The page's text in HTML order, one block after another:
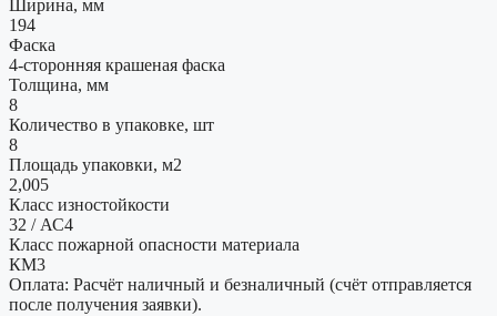
Ширина, мм
194
Фаска
4-сторонняя крашеная фаска
Толщина, мм
8
Количество в упаковке, шт
8
Площадь упаковки, м2
2,005
Класс изностойкости
32 / АС4
Класс пожарной опасности материала
КМ3
Оплата: Расчёт наличный и безналичный (счёт отправляется
после получения заявки).